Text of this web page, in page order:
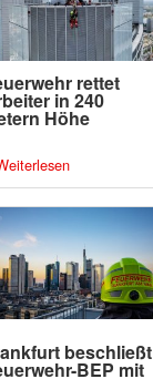
rettet
in 240
Höhe
beschließt
BEP mit